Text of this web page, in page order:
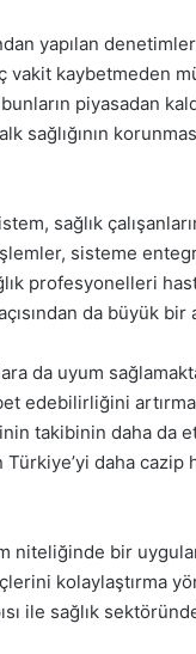
yapılan
vakit kaybetmeden
piyasadan
sağlığının
sağlık
sisteme
profesyonelleri
da büyük bir
da uyum
edebilirliğini
takibinin daha da
Türkiye’yi daha
niteliğinde bir
kolaylaştırma
ile sağlık